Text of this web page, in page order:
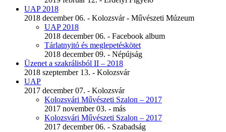
UAP 2018
2018 december 06. - Kolozsvár - Művészeti Múzeum
UAP 2018
2018 december 06. - Facebook album
Tárlatnyitó és meglepetéskötet
2018 december 09. - Népújság
Üzenet a szakrálisból II – 2018
2018 szeptember 13. - Kolozsvár
UAP
2017 december 07. - Kolozsvár
Kolozsvári Művészeti Szalon – 2017
2017 november 03. - más
Kolozsvári Művészeti Szalon – 2017
2017 december 06. - Szabadság